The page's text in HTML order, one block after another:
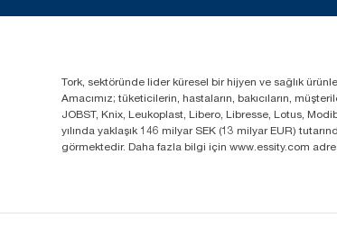
Tork, sektöründe lider küresel bir hijyen ve sağlık
Amacımız; tüketicilerin, hastaların, bakıcıların,
JOBST, Knix, Leukoplast, Libero, Libresse, Lotus,
yılında yaklaşık 146 milyar SEK (13 milyar EUR)
görmektedir. Daha fazla bilgi için www.essity.com